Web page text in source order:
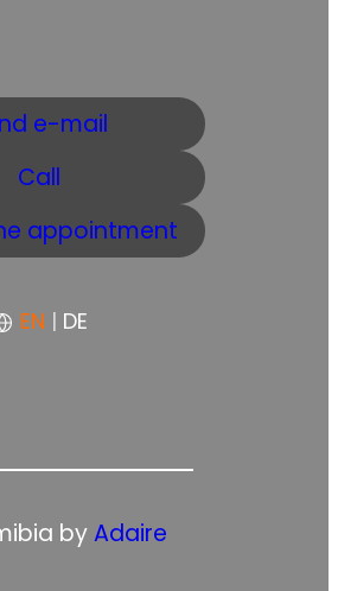
e-mail
Call
appointment
EN | DE
byAdaire